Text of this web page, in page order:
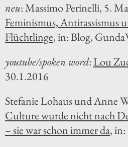
neu: Massimo Perinelli, 5.
Feminismus, Antirassismus
Flüchtlinge, in: Blog,
youtube/spoken word:Lou
30.1.2016
Stefanie Lohaus und Anne
Culture wurde nicht nach
– sie war schon immer da,